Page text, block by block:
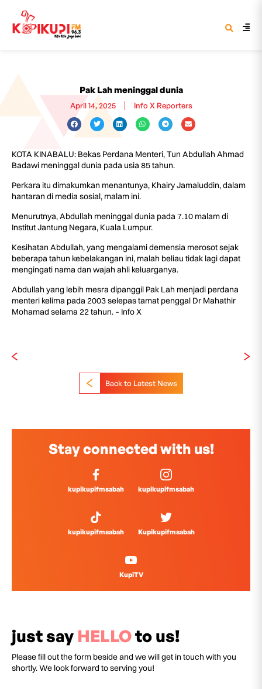
Pak Lah meninggal dunia
April 14, 2025 Info X Reporters
KOTA KINABALU: Bekas Perdana Menteri, Tun Abdullah Ahmad
Badawi meninggal dunia pada usia 85 tahun.
Perkara itu dimakumkan menantunya, Khairy Jamaluddin, dalam
hantaran di media sosial, malam ini.
Menurutnya, Abdullah meninggal dunia pada 7.10 malam di
Institut Jantung Negara, Kuala Lumpur.
Kesihatan Abdullah, yang mengalami demensia merosot sejak
beberapa tahun kebelakangan ini, malah beliau tidak lagi dapat
mengingati nama dan wajah ahli keluarganya.
Abdullah yang lebih mesra dipanggil Pak Lah menjadi perdana
menteri kelima pada 2003 selepas tamat penggal Dr Mahathir
Mohamad selama 22 tahun. – Info X
Back to Latest News
Stay connected with us!
kupikupifmsabah kupikupifmsabah
kupikupifmsabah Kupikupifmsabah
KupiTV
just say HELLOto us!
Please fill out the form beside and we will get in touch with you
shortly. We look forward to serving you!